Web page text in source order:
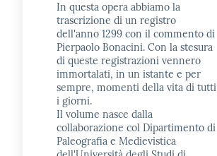
In questa opera abbiamo la
trascrizione di un registro
dell'anno 1299 con il commento di
Pierpaolo Bonacini. Con la stesura
di queste registrazioni vennero
immortalati, in un istante e per
sempre, momenti della vita di tutti
i giorni.
Il volume nasce dalla
collaborazione col Dipartimento di
Paleografia e Medievistica